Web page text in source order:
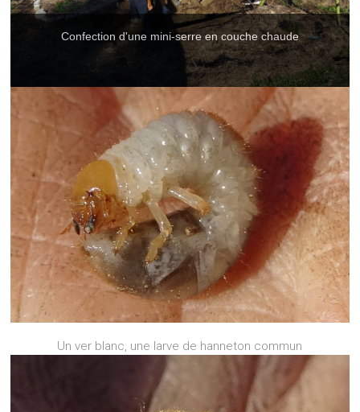
Confection d'une mini-serre en couche chaude
Un ver blanc, une larve de hanneton commun